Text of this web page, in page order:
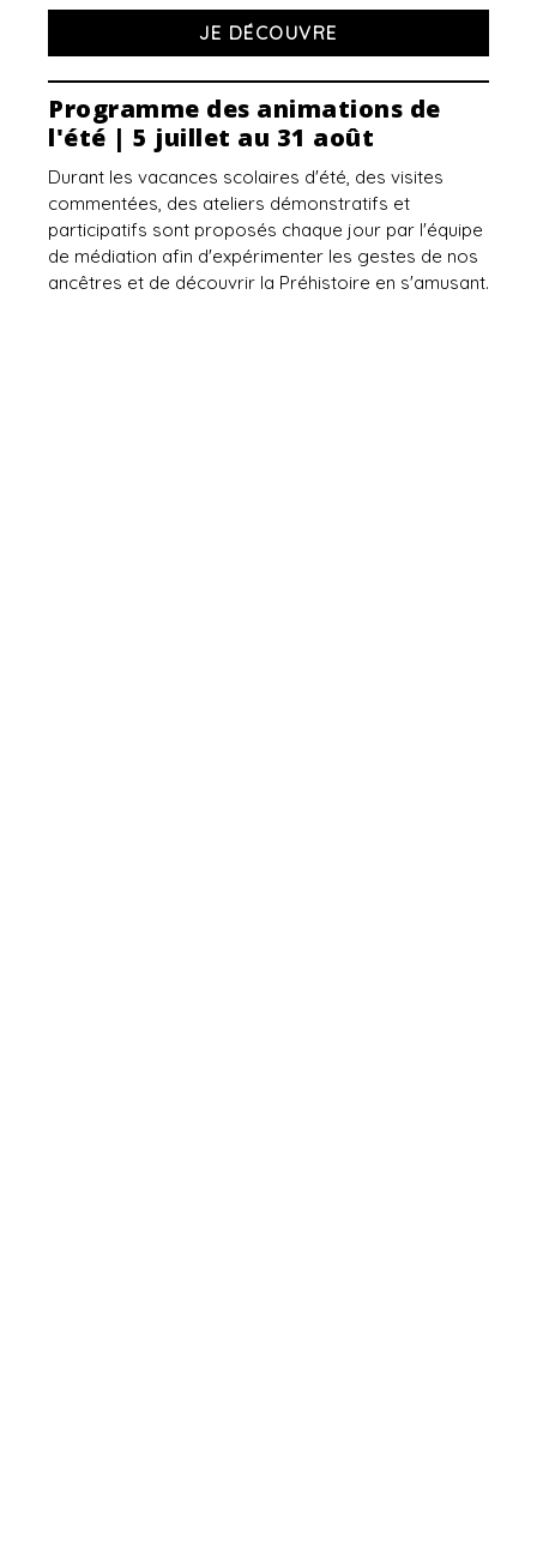
JE DÉCOUVRE
Programme des animations de
l'été | 5 juillet au 31 août
Durant les vacances scolaires d'été, des visites
commentées, des ateliers démonstratifs et
participatifs sont proposés chaque jour par l'équipe
de médiation afin d'expérimenter les gestes de nos
ancêtres et de découvrir la Préhistoire en s'amusant.